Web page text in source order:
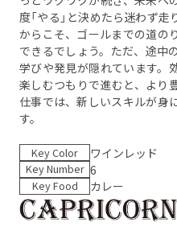
度「やる」と決めたら迷わず
からこそ、ゴールまでの道の
できるでしょう。ただ、途中
学びや発見が隠れています。
楽しむつもりで進むと、より
仕事では、新しいスキルが身
す。
Key Color ワインレッド
Key Number 6
Key Food カレー